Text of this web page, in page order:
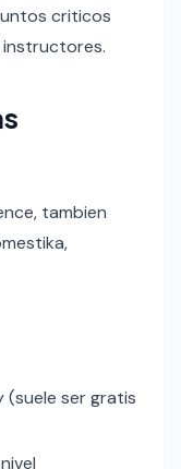
criticos
instructores.
tambien
(suele ser gratis